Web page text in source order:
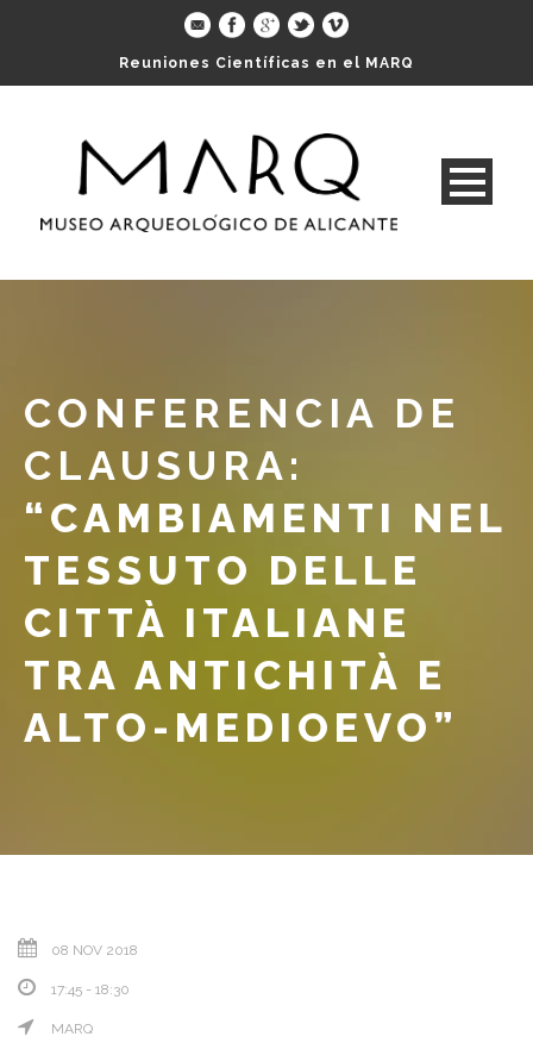
Reuniones Científicas en el MARQ
CONFERENCIA DE
CLAUSURA:
“CAMBIAMENTI NEL
TESSUTO DELLE
CITTÀ ITALIANE
TRA ANTICHITÀ E
ALTO-MEDIOEVO”
08 NOV 2018
17:45 - 18:30
MARQ